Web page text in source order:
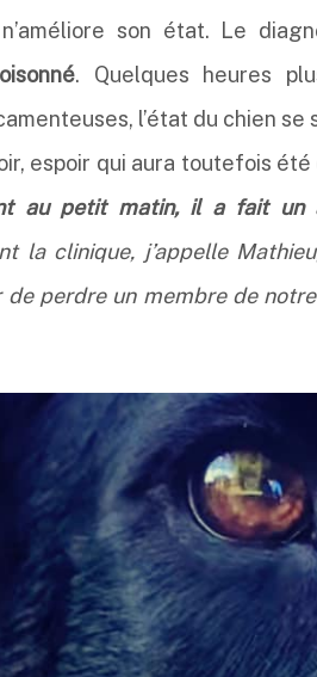
son état. Le
. Quelques heures
l’état du chien se
espoir qui aura toutefois
au petit matin, il a fait un
la clinique, j’appelle
perdre un membre de